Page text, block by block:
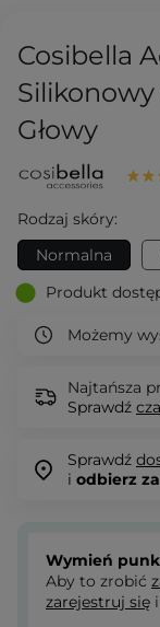
Cosibella
Głowy
Rodzaj skóry:
Normalna
Produkt
Możemy
Najtańsza
Sprawdź
Sprawdź
i odbierz
Wymień
Aby to zrobić
zarejestruj się